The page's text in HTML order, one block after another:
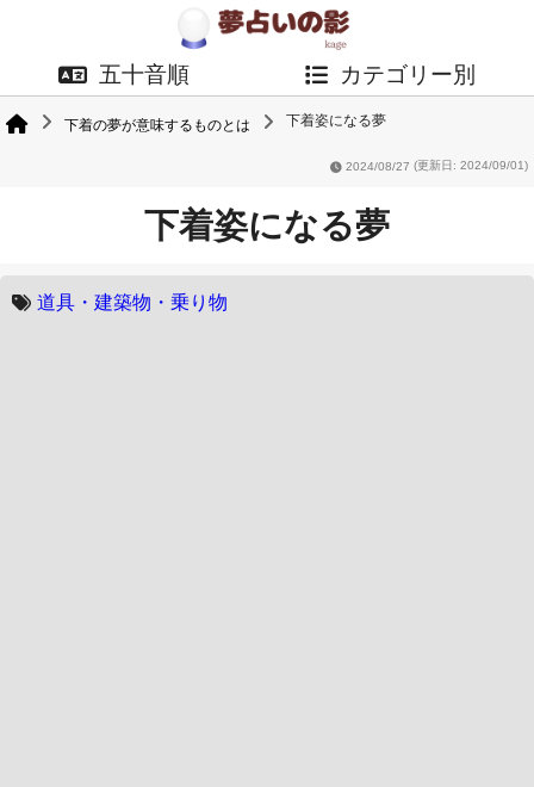
五十音順 カテゴリー別
下着の夢が意味するものとは 下着姿になる夢
2024/08/27 (更新日: 2024/09/01)
下着姿になる夢
道具・建築物・乗り物